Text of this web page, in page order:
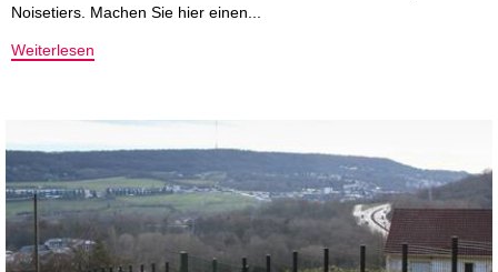
Noisetiers. Machen Sie hier einen...
Weiterlesen